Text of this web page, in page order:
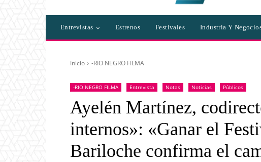
Entrevistas Estrenos Festivales Industria Y
Inicio -RIO NEGRO FILMA
-RIO NEGRO FILMA Entrevista Notas Noticias Públicos
Ayelén Martínez,
internos»: «Ganar el
Bariloche confirma el